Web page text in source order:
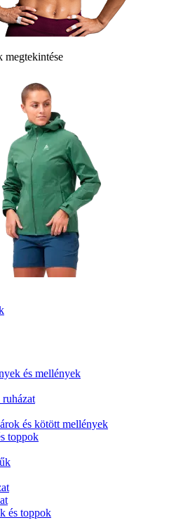
megtekintése
és mellények
és kötött mellények
toppok
és toppok